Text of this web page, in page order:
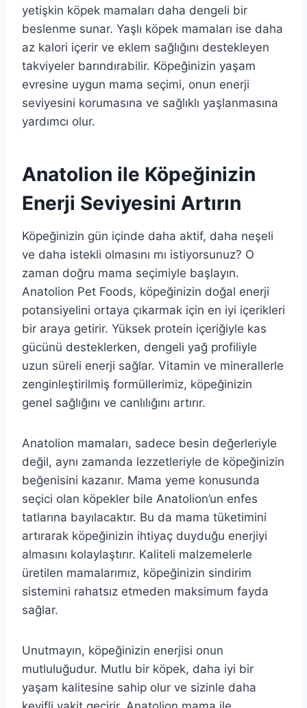
yetişkin köpek mamaları daha dengeli bir
beslenme sunar. Yaşlı köpek mamaları ise daha
az kalori içerir ve eklem sağlığını destekleyen
takviyeler barındırabilir. Köpeğinizin yaşam
evresine uygun mama seçimi, onun enerji
seviyesini korumasına ve sağlıklı yaşlanmasına
yardımcı olur.
Anatolion ile Köpeğinizin
Enerji Seviyesini Artırın
Köpeğinizin gün içinde daha aktif, daha neşeli
ve daha istekli olmasını mı istiyorsunuz? O
zaman doğru mama seçimiyle başlayın.
Anatolion Pet Foods, köpeğinizin doğal enerji
potansiyelini ortaya çıkarmak için en iyi içerikleri
bir araya getirir. Yüksek protein içeriğiyle kas
gücünü desteklerken, dengeli yağ profiliyle
uzun süreli enerji sağlar. Vitamin ve minerallerle
zenginleştirilmiş formüllerimiz, köpeğinizin
genel sağlığını ve canlılığını artırır.
Anatolion mamaları, sadece besin değerleriyle
değil, aynı zamanda lezzetleriyle de köpeğinizin
beğenisini kazanır. Mama yeme konusunda
seçici olan köpekler bile Anatolion’un enfes
tatlarına bayılacaktır. Bu da mama tüketimini
artırarak köpeğinizin ihtiyaç duyduğu enerjiyi
almasını kolaylaştırır. Kaliteli malzemelerle
üretilen mamalarımız, köpeğinizin sindirim
sistemini rahatsız etmeden maksimum fayda
sağlar.
Unutmayın, köpeğinizin enerjisi onun
mutluluğudur. Mutlu bir köpek, daha iyi bir
yaşam kalitesine sahip olur ve sizinle daha